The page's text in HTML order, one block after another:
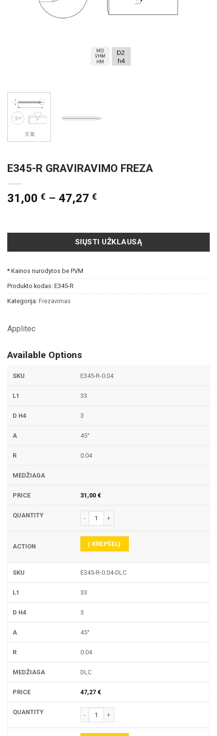
E345-R GRAVIRAVIMO FREZA
31,00 € – 47,27 €
SIŲSTI UŽKLAUSĄ
* Kainos nurodytos be PVM
Produkto kodas: E345-R
Kategorija: Frezavimas
Applitec
Available Options
E345-R-0.04
33
3
45°
0.04
31,00 €
produkto kiekis: E345-R GRAVIRAVIMO FREZA
Į KREPŠELĮ
E345-R-0.04-DLC
33
3
45°
0.04
DLC
47,27 €
produkto kiekis: E345-R GRAVIRAVIMO FREZA